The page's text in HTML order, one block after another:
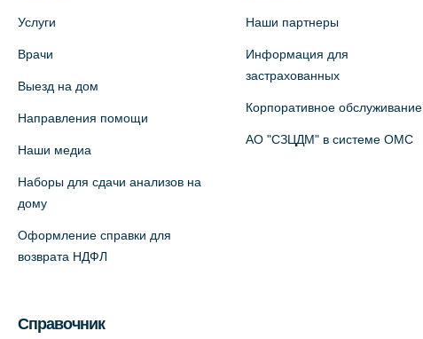
Услуги
Врачи
Выезд на дом
Направления помощи
Наши медиа
Наборы для сдачи анализов на
дому
Оформление справки для
возврата НДФЛ
Справочник
Наши партнеры
Информация для
застрахованных
Корпоративное обслуживание
АО "СЗЦДМ" в системе ОМС